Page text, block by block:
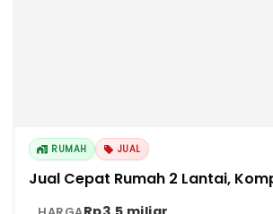
RUMAH JUAL
Jual Cepat Rumah 2 Lantai,